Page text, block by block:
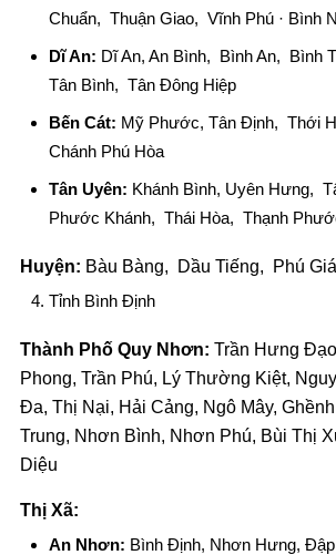
Chuẩn, Thuận Giao, Vĩnh Phú · Bình
Dĩ An: Dĩ An, An Bình, Bình An, Bình
Tân Bình, Tân Đông Hiệp
Bến Cát: Mỹ Phước, Tân Định, Thới
Chánh Phú Hòa
Tân Uyên: Khánh Bình, Uyên Hưng,
Phước Khánh, Thái Hòa, Thạnh
Huyện: Bàu Bàng, Dầu Tiếng, Phú
Tỉnh Bình Định
Thành Phố Quy Nhơn: Trần Hưng
Phong, Trần Phú, Lý Thường Kiệt,
Đa, Thị Nại, Hải Cảng, Ngô Mây,
Trung, Nhơn Bình, Nhơn Phú, Bùi Thị
Diệu
Thị Xã:
An Nhơn: Bình Định, Nhơn Hưng,